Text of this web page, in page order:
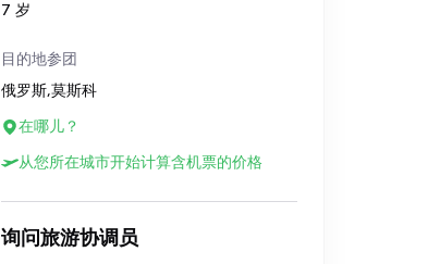
7 岁
目的地参团
俄罗斯,莫斯科
在哪儿？
从您所在城市开始计算含机票的价格
询问旅游协调员